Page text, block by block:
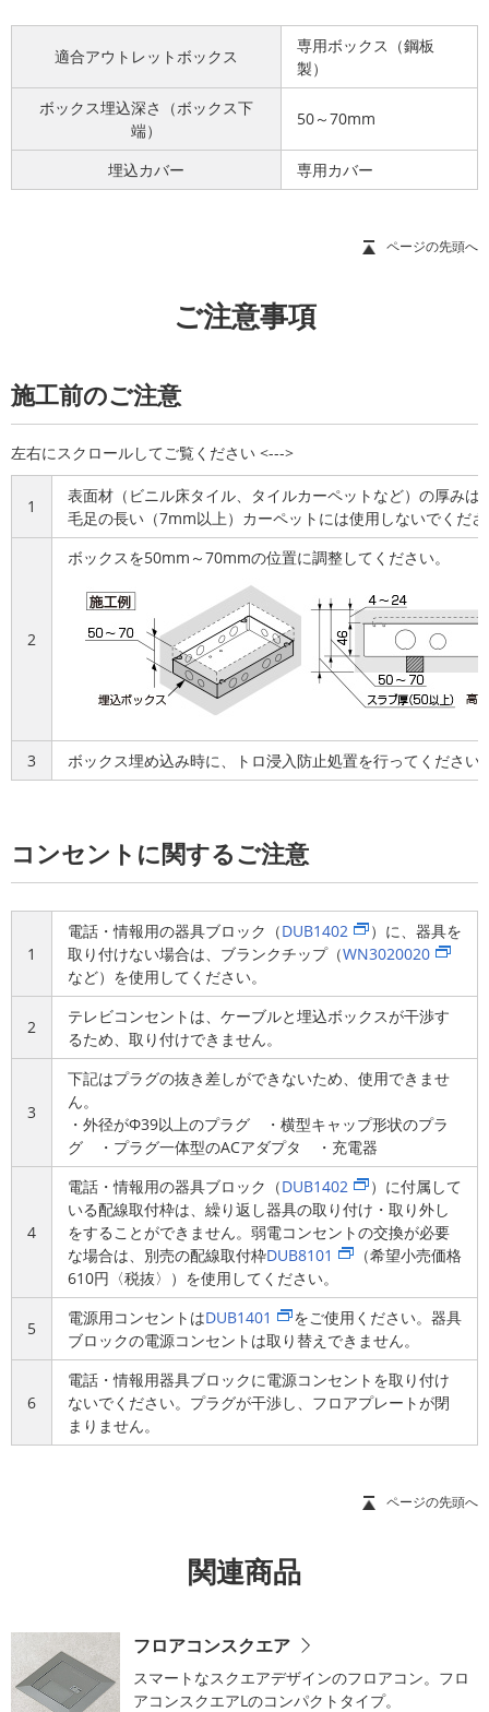
適合アウトレットボックス
専用ボックス（鋼板
製）
ボックス埋込深さ（ボックス下
端）
50～70mm
埋込カバー 専用カバー
ページの先頭へ
ご注意事項
施工前のご注意
1
表面材（ビニル床タイル、タイルカーペットなど）の厚み
毛足の長い（7mm以上）カーペットには使用しないでくだ
2
ボックスを50mm～70mmの位置に調整してください。
3 ボックス埋め込み時に、トロ浸入防止処置を行ってください
コンセントに関するご注意
1
電話・情報用の器具ブロック（DUB1402
）に、器具を
取り付けない場合は、ブランクチップ（WN3020020
など）を使用してください。
2
テレビコンセントは、ケーブルと埋込ボックスが干渉す
るため、取り付けできません。
3
下記はプラグの抜き差しができないため、使用できませ
ん。
・外径がΦ39以上のプラグ ・横型キャップ形状のプラ
グ ・プラグ一体型のACアダプタ ・充電器
4
電話・情報用の器具ブロック（DUB1402
）に付属して
いる配線取付枠は、繰り返し器具の取り付け・取り外し
をすることができません。弱電コンセントの交換が必要
な場合は、別売の配線取付枠DUB8101
（希望小売価格
610円〈税抜〉）を使用してください。
5
電源用コンセントはDUB1401
をご使用ください。器具
ブロックの電源コンセントは取り替えできません。
6
電話・情報用器具ブロックに電源コンセントを取り付け
ないでください。プラグが干渉し、フロアプレートが閉
まりません。
ページの先頭へ
関連商品
フロアコンスクエア
スマートなスクエアデザインのフロアコン。フロ
アコンスクエアLのコンパクトタイプ。